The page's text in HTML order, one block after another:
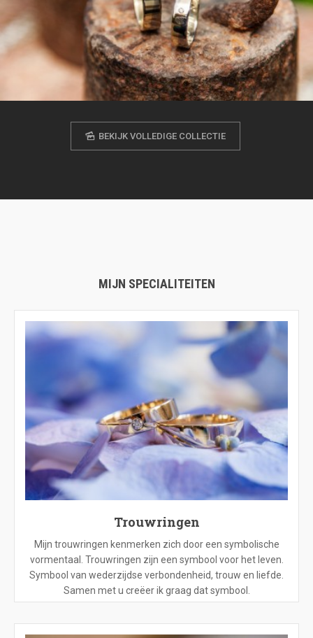
BEKIJK VOLLEDIGE COLLECTIE
MIJN SPECIALITEITEN
Trouwringen
Mijn trouwringen kenmerken zich door een symbolische
vormentaal. Trouwringen zijn een symbool voor het leven.
Symbool van wederzijdse verbondenheid, trouw en liefde.
Samen met u creëer ik graag dat symbool.